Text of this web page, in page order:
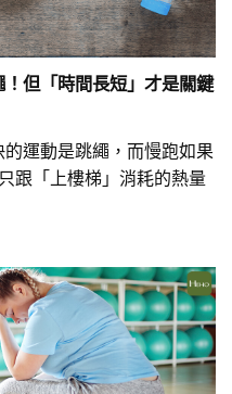
但「時間長短」才是關鍵
運動是跳繩，而慢跑如果
跟「上樓梯」消耗的熱量